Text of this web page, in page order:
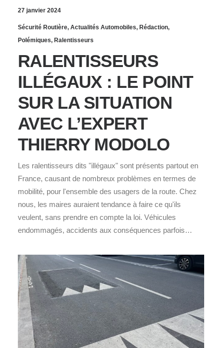
27 janvier 2024
Sécurité Routière, Actualités Automobiles, Rédaction,
Polémiques, Ralentisseurs
RALENTISSEURS
ILLÉGAUX : LE POINT
SUR LA SITUATION
AVEC L’EXPERT
THIERRY MODOLO
Les ralentisseurs dits "illégaux" sont présents partout en
France, causant de nombreux problèmes en termes de
mobilité, pour l'ensemble des usagers de la route. Chez
nous, les maires auraient tendance à faire ce qu'ils
veulent, sans prendre en compte la loi. Véhicules
endommagés, accidents aux conséquences parfois…